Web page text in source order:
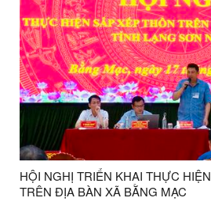
HỘI NGHỊ TRIỂN KHAI THỰC
TRÊN ĐỊA BÀN XÃ BẰNG MẠC